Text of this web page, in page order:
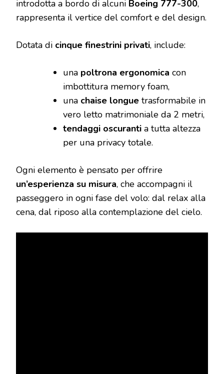
introdotta a bordo di alcuni Boeing 777-300,
rappresenta il vertice del comfort e del design.
Dotata di cinque finestrini privati, include:
una poltrona ergonomica con
imbottitura memory foam,
una chaise longue trasformabile in
vero letto matrimoniale da 2 metri,
tendaggi oscuranti a tutta altezza
per una privacy totale.
Ogni elemento è pensato per offrire
un’esperienza su misura, che accompagni il
passeggero in ogni fase del volo: dal relax alla
cena, dal riposo alla contemplazione del cielo.